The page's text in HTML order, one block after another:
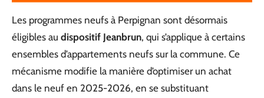
Les programmes neufs à Perpignan sont désormais
éligibles au dispositif Jeanbrun, qui s’applique à certains
ensembles d’appartements neufs sur la commune. Ce
mécanisme modifie la manière d’optimiser un achat
dans le neuf en 2025-2026, en se substituant